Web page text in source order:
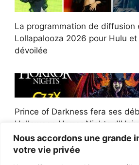
Nous accordons une grande
votre vie privée
La programmation de diffusion
Lollapalooza 2026 pour Hulu et
dévoilée
Prince of Darkness fera ses
Halloween Horror Nights